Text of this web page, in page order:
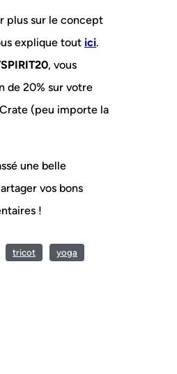
plus sur le concept
explique tout ici.
, vous
de 20% sur votre
(peu importe la
une belle
vos bons
!
tricot yoga